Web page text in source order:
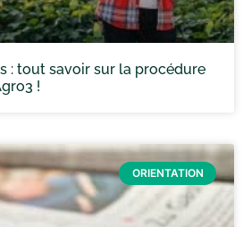
: tout savoir sur la procédure
!
ORIENTATION